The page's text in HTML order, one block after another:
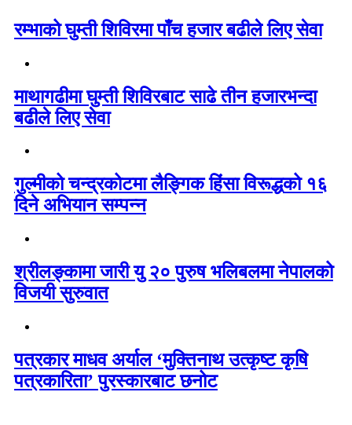
रम्भाको घुम्ती शिविरमा पाँच हजार बढीले लिए सेवा
माथागढीमा घुम्ती शिविरबाट साढे तीन हजारभन्दा
बढीले लिए सेवा
गुल्मीको चन्द्रकोटमा लैङ्गिक हिंसा विरूद्धको १६
दिने अभियान सम्पन्न
श्रीलङ्कामा जारी यु २० पुरुष भलिबलमा नेपालको
विजयी सुरुवात
पत्रकार माधव अर्याल ‘मुक्तिनाथ उत्कृष्ट कृषि
पत्रकारिता’ पुरस्कारबाट छनोट